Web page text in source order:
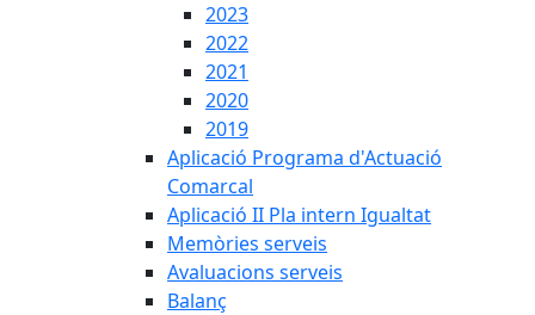
2023
2022
2021
2020
2019
Aplicació Programa d'Actuació
Comarcal
Aplicació II Pla intern Igualtat
Memòries serveis
Avaluacions serveis
Balanç